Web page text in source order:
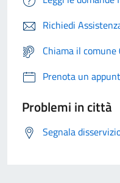
Richiedi
Chiama il
Prenota un
Problemi in città
Segnala